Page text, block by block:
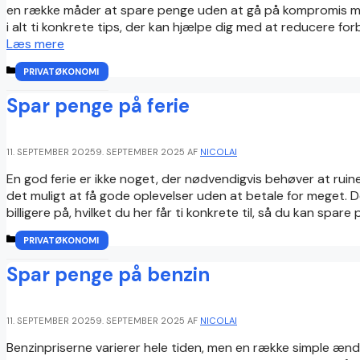
en række måder at spare penge uden at gå på kompromis
i alt ti konkrete tips, der kan hjælpe dig med at reducere
Læs mere
KATEGORIER
PRIVATØKONOMI
Spar penge på ferie
11. SEPTEMBER 20259. SEPTEMBER 2025 AF NICOLAI
En god ferie er ikke noget, der nødvendigvis behøver at
det muligt at få gode oplevelser uden at betale for meget.
billigere på, hvilket du her får ti konkrete til, så du kan spare
KATEGORIER
PRIVATØKONOMI
Spar penge på benzin
11. SEPTEMBER 20259. SEPTEMBER 2025 AF NICOLAI
Benzinpriserne varierer hele tiden, men en række simple